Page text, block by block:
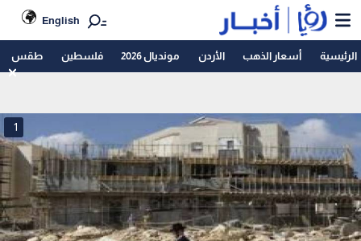
English
الرئيسية أسعار الذهب الأردن مونديال 2026 فلسطين طقس
1